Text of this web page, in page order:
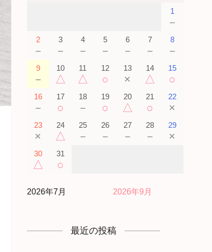
1
－
2
－
3
－
4
－
5
－
6
－
7
－
8
－
9
－
10
△
11
△
12
○
13
×
14
△
15
○
16
－
17
○
18
－
19
○
20
△
21
○
22
×
23
×
24
△
25
－
26
－
27
－
28
－
29
×
30
△
31
○
2026年7月 2026年9月
最近の投稿